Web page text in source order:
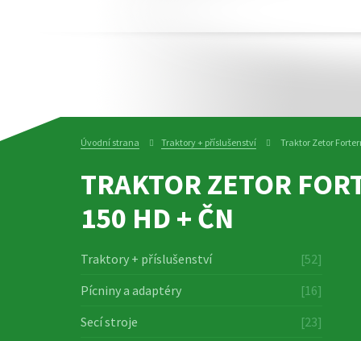
Úvodní strana Traktory + příslušenství Traktor Zetor
TRAKTOR ZETOR
150 HD + ČN
Traktory + příslušenství
[52]
Pícniny a adaptéry
[16]
Secí stroje
[23]